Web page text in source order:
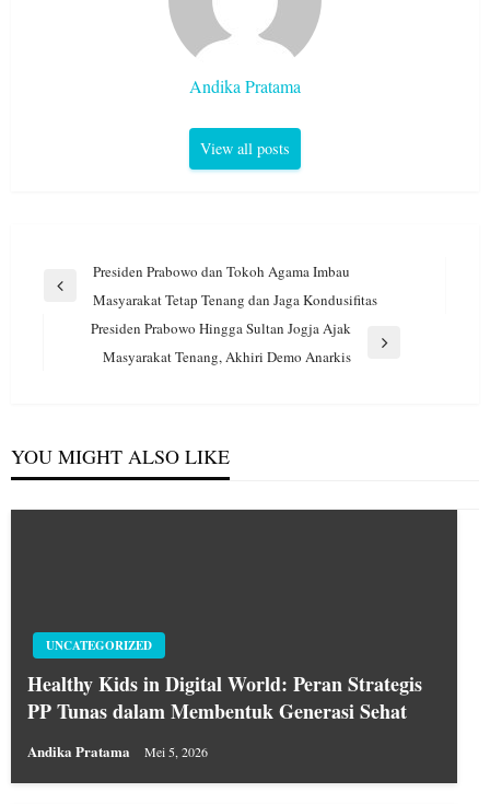
Andika Pratama
View all posts
Navigasi
pos
Previous
Presiden Prabowo dan Tokoh Agama Imbau
Masyarakat Tetap Tenang dan Jaga Kondusifitas
Presiden Prabowo Hingga Sultan Jogja Ajak
Masyarakat Tenang, Akhiri Demo Anarkis
YOU MIGHT ALSO LIKE
UNCATEGORIZED
Healthy Kids in Digital World: Peran Strategis
PP Tunas dalam Membentuk Generasi Sehat
Andika Pratama Mei 5, 2026